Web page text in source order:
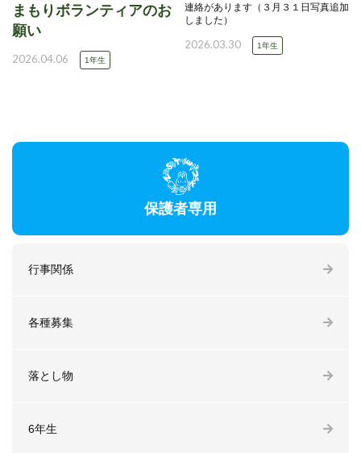
まもりボランティアのお
願い
2026.04.06 1年生
連絡があります（３月３１日写真追加
しました）
2026.03.30 1年生
保護者専用
行事関係
各種募集
落とし物
6年生